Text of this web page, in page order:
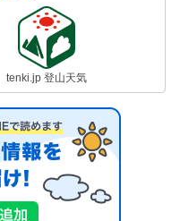
tenki.jp 登山天気